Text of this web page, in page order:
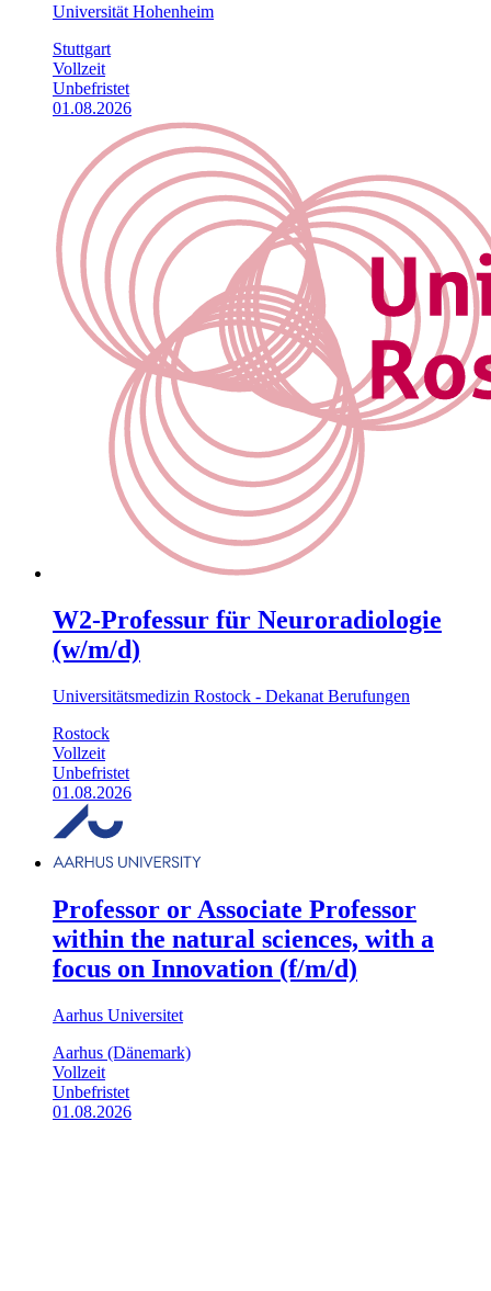
Universität Hohenheim
Stuttgart
Vollzeit
Unbefristet
01.08.2026
W2-Professur für Neuroradiologie
(w/m/d)
Universitätsmedizin Rostock - Dekanat Berufungen
Rostock
Vollzeit
Unbefristet
01.08.2026
Professor or Associate Professor
within the natural sciences, with a
focus on Innovation (f/m/d)
Aarhus Universitet
Aarhus (Dänemark)
Vollzeit
Unbefristet
01.08.2026